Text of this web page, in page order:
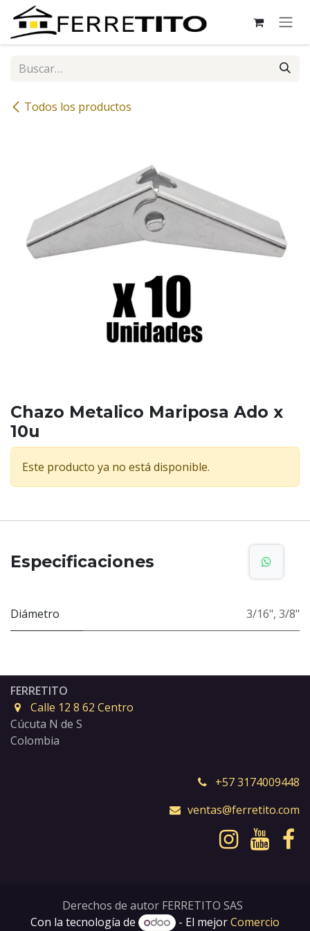
Ir al contenido
Todos los productos
Chazo Metalico Mariposa Ado x
10u
Este producto ya no está disponible.
Especificaciones
Diámetro 3/16", 3/8"
FERRETITO
Calle 12 8 62 Centro
Cúcuta N de S
Colombia
+57 3174009448
ventas@ferretito.com
Derechos de autor FERRETITO SAS
Con la tecnología de
- El mejorComercio